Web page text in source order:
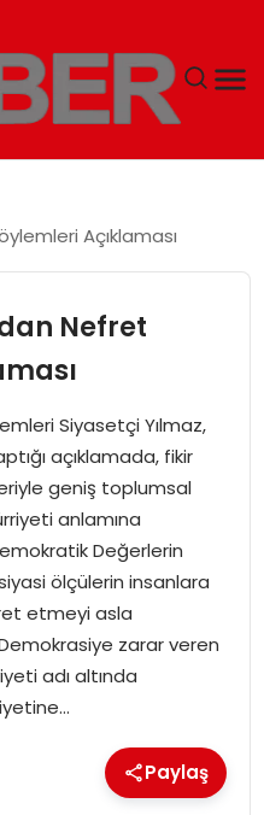
Açıklaması
Nefret
Siyasetçi Yılmaz,
açıklamada, fikir
geniş toplumsal
anlamına
Değerlerin
ölçülerin insanlara
etmeyi asla
zarar veren
adı altında
Paylaş